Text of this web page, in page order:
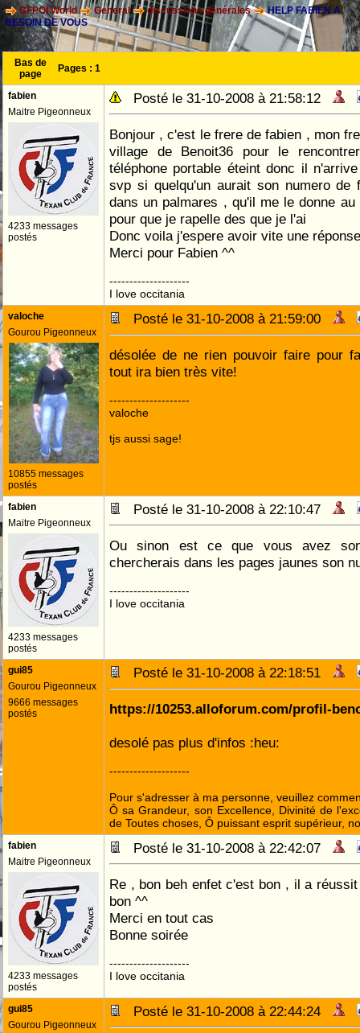
CFPOI World General discussions générales
HELP FABIEN A
BESOIN DE VOUS
Bas de
page
Pages : 1
fabien
Maitre Pigeonneux
4233 messages
postés
Posté le 31-10-2008 à 21:58:12
Bonjour , c'est le frere de fabien , mon
village de Benoit36 pour le
téléphone portable éteint donc il
svp si quelqu'un aurait son numero
dans un palmares , qu'il me le donne
pour que je rapelle des que je l'ai
Donc voila j'espere avoir vite une réponse
Merci pour Fabien ^^
--------------------
I love occitania
valoche
Gourou Pigeonneux
10855 messages
postés
Posté le 31-10-2008 à 21:59:00
désolée de ne rien pouvoir faire pour
tout ira bien très vite!
--------------------
valoche
tjs aussi sage!
fabien
Maitre Pigeonneux
4233 messages
postés
Posté le 31-10-2008 à 22:10:47
Ou sinon est ce que vous avez
chercherais dans les pages jaunes son
--------------------
I love occitania
gui85
Gourou Pigeonneux
9666 messages
postés
Posté le 31-10-2008 à 22:18:51
https://10253.alloforum.com/profil-
desolé pas plus d'infos :heu:
--------------------
Pour s'adresser à ma personne, veuillez
Ô sa Grandeur, son Excellence, Divinité de
de Toutes choses, Ô puissant esprit supérieur,
fabien
Maitre Pigeonneux
4233 messages
postés
Posté le 31-10-2008 à 22:42:07
Re , bon beh enfet c'est bon , il a
bon ^^
Merci en tout cas
Bonne soirée
--------------------
I love occitania
gui85
Gourou Pigeonneux
Posté le 31-10-2008 à 22:44:24